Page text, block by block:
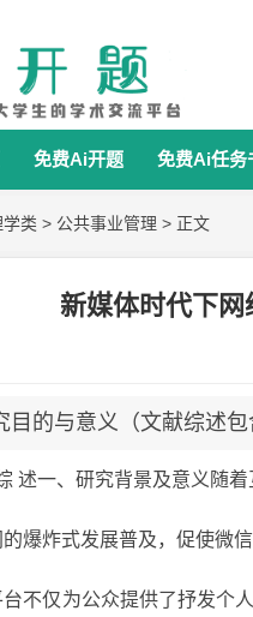
免费Ai开题 免费Ai任务
类 > 公共事业管理 > 正文
新媒体时代下
目的与意义（文献综述包
述一、研究背景及意义随
的爆炸式发展普及，促使微
台不仅为公众提供了抒发个